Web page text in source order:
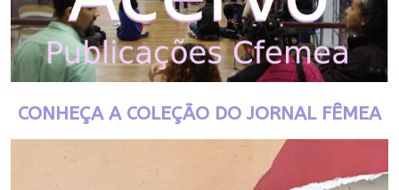
CONHEÇA A COLEÇÃO DO JORNAL FÊMEA